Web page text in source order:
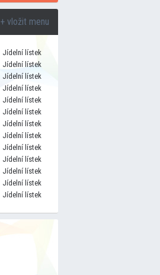
+ vložit menu
Jídelní lístek
Jídelní lístek
Jídelní lístek
Jídelní lístek
Jídelní lístek
Jídelní lístek
Jídelní lístek
Jídelní lístek
Jídelní lístek
Jídelní lístek
Jídelní lístek
Jídelní lístek
Jídelní lístek